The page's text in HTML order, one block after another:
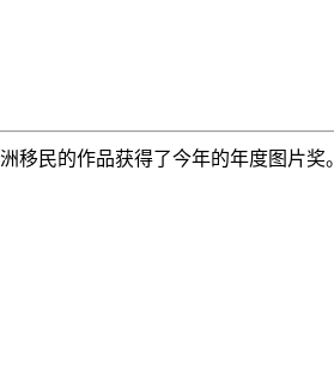
移民的作品获得了今年的年度图片